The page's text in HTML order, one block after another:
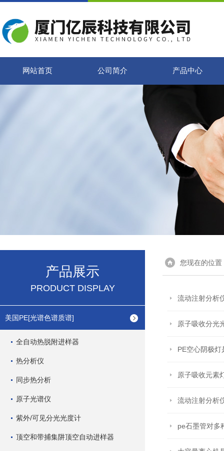
网站首页 公司简介 产品中心
产品展示
PRODUCT DISPLAY
美国PE[光谱色谱质谱]
全自动热脱附进样器
热分析仪
同步热分析
原子光谱仪
紫外/可见分光光度计
顶空和带捕集阱顶空自动进样器
您现在的位置
流动注射分析
原子吸收分光
PE空心阴极
原子吸收元素
流动注射分析
pe石墨管对多